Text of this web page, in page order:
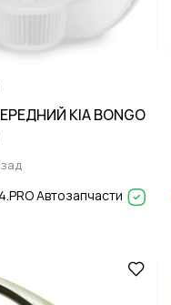
KIA BONGO
Автозапчасти